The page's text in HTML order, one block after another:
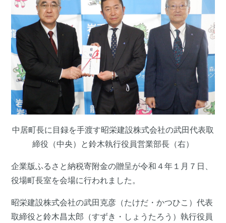
中居町長に目録を手渡す昭栄建設株式会社の武田代表取
締役（中央）と鈴木執行役員営業部長（右）
企業版ふるさと納税寄附金の贈呈が令和４年１月７日、
役場町長室を会場に行われました。
昭栄建設株式会社の武田克彦（たけだ・かつひこ）代表
取締役と鈴木昌太郎（すずき・しょうたろう）執行役員